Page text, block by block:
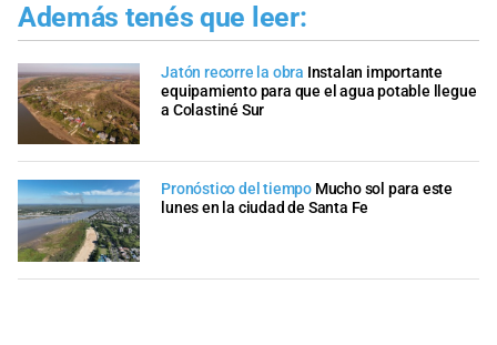
Además tenés que leer:
Jatón recorre la obra Instalan importante
equipamiento para que el agua potable llegue
a Colastiné Sur
Pronóstico del tiempo Mucho sol para este
lunes en la ciudad de Santa Fe